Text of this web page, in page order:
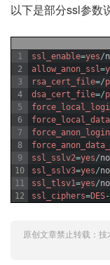
以下是部分ssl参数
1
2
3
4
5
6
7
8
9
10
11
12
ssl_enable=yes/
allow_anon_ssl=
rsa_cert_file=/
dsa_cert_file=/
ssl_sslv2=yes/no
ssl_sslv3=yes/no
ssl_tlsv1=yes/no
ssl_ciphers=DES-
原创文章禁止转载： 技